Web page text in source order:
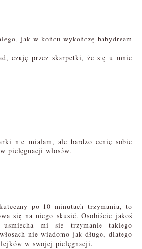
jak w końcu wykończę babydream
czuję przez skarpetki, że się u mnie
nie miałam, ale bardzo cenię sobie
pielęgnacji włosów.
po 10 minutach trzymania, to
się na niego skusić. Osobiście jakoś
usmiecha mi sie trzymanie takiego
nie wiadomo jak długo, dlatego
w swojej pielęgnacji.